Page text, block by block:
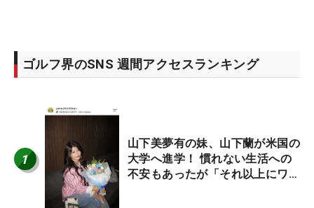
ゴルフ界のSNS 週間アクセスランキング
1
山下美夢有の妹、山下蘭が米国の
大学へ進学！ 慣れない生活への
不安もあったが「それ以上にワク